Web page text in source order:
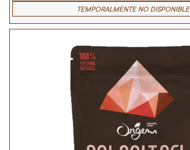
TEMPORALMENTE NO DISPONIBLE